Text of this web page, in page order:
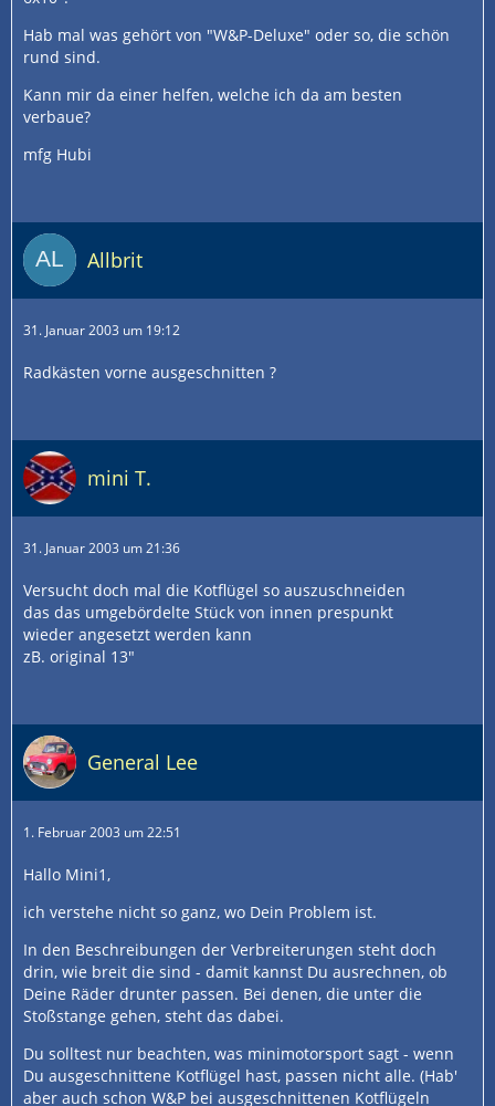
Hab mal was gehört von "W&P-Deluxe" oder so, die schön
rund sind.
Kann mir da einer helfen, welche ich da am besten
verbaue?
mfg Hubi
Allbrit
31. Januar 2003 um 19:12
Radkästen vorne ausgeschnitten ?
mini T.
31. Januar 2003 um 21:36
Versucht doch mal die Kotflügel so auszuschneiden
das das umgebördelte Stück von innen prespunkt
wieder angesetzt werden kann
zB. original 13"
General Lee
1. Februar 2003 um 22:51
Hallo Mini1,
ich verstehe nicht so ganz, wo Dein Problem ist.
In den Beschreibungen der Verbreiterungen steht doch
drin, wie breit die sind - damit kannst Du ausrechnen, ob
Deine Räder drunter passen. Bei denen, die unter die
Stoßstange gehen, steht das dabei.
Du solltest nur beachten, was minimotorsport sagt - wenn
Du ausgeschnittene Kotflügel hast, passen nicht alle. (Hab'
aber auch schon W&P bei ausgeschnittenen Kotflügeln